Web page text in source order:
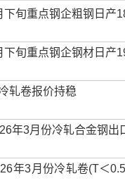
- 0.00%
河内仓库
- 0.00%
孟买仓库
- 0.00%
0.00%
0.5mm 上海仓库
下旬重点钢企粗钢日产
下旬重点钢企钢材日产
轧卷报价持稳
年3月份冷轧合金钢出
年3月份冷轧卷(T＜